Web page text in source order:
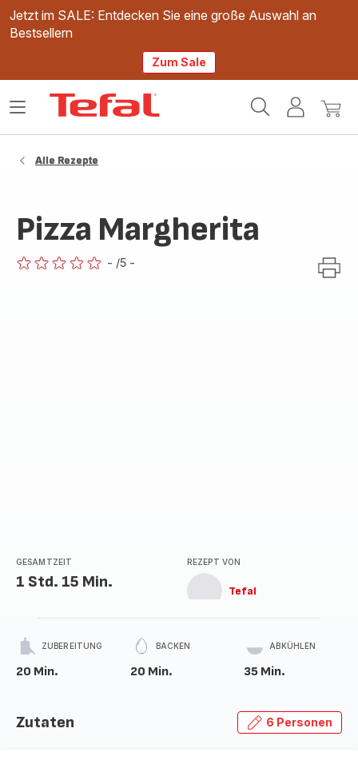
Jetzt im SALE: Entdecken Sie eine große Auswahl an
Bestsellern
Zum Sale
Mein
Mein
Das
Alle Rezepte
Pizza Margherita
- /5 -
GESAMTZEIT
1 Std. 15 Min.
REZEPT VON
Tefal
ZUBEREITUNG
20 Min.
BACKEN
20 Min.
ABKÜHLEN
35 Min.
Zutaten 6 Personen